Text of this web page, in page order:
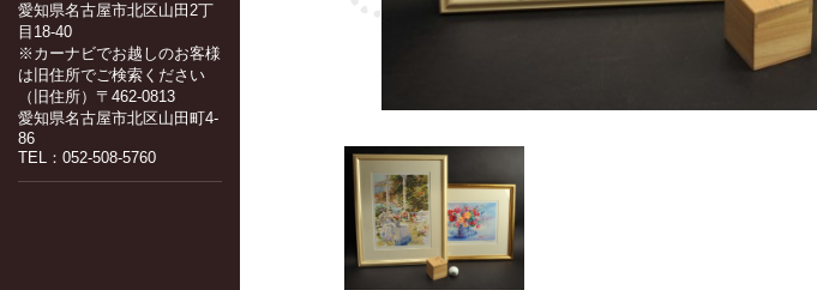
愛知県名古屋市北区山田2丁
目18-40
※カーナビでお越しのお客様
は旧住所でご検索ください
（旧住所）〒462-0813
愛知県名古屋市北区山田町4-
86
TEL：052-508-5760